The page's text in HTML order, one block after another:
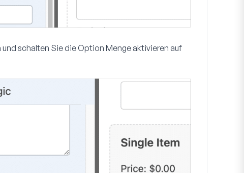
und schalten Sie die Option Menge aktivieren auf